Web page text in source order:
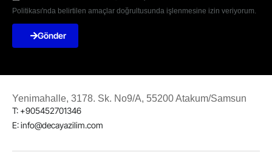
Politikası'nda belirtilen amaçlar doğrultusunda işlenmesine izin veriyorum.
Gönder
Yenimahalle, 3178. Sk. No9/A, 55200 Atakum/Samsun
T: +905452701346
E: info@decayazilim.com